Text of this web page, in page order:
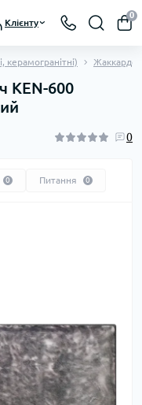
Клієнту
0
керамогранітні)
KEN-600
0
0 Питання 0